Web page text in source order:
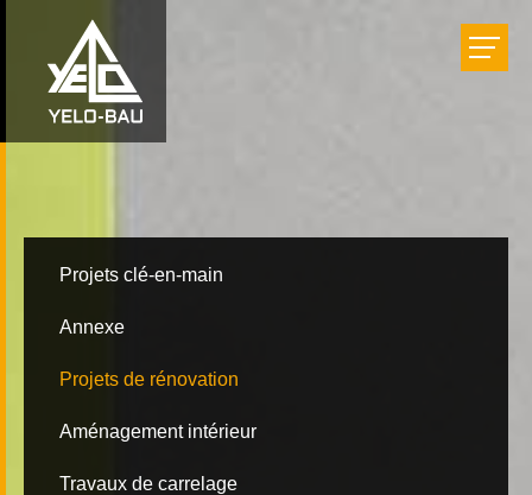
Projets clé-en-main
Annexe
Projets de rénovation
Aménagement intérieur
Travaux de carrelage